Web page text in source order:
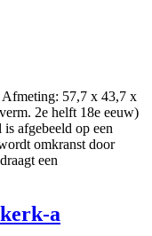
57,7 x 43,7 x
2e helft 18e eeuw)
afgebeeld op een
omkranst door
een
a